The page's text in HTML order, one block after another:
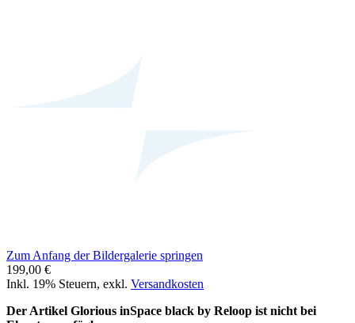
Zum Anfang der Bildergalerie springen
199,00 €
Inkl. 19% Steuern, exkl. Versandkosten
Der Artikel Glorious inSpace black by Reloop ist nicht bei